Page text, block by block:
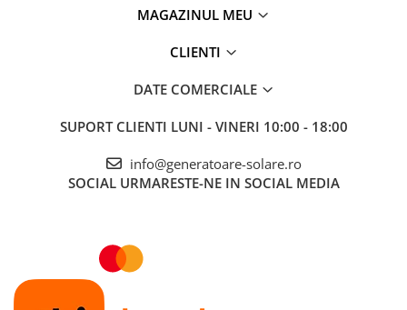
MAGAZINUL MEU
CLIENTI
DATE COMERCIALE
SUPORT CLIENTI LUNI - VINERI 10:00 - 18:00
info@generatoare-solare.ro
SOCIAL URMARESTE-NE IN SOCIAL MEDIA